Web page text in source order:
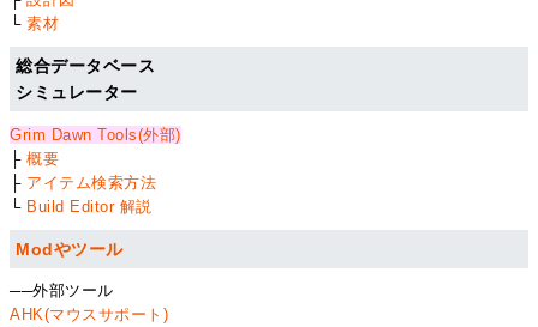
└素材
総合データベース
シミュレーター
Grim Dawn Tools(外部)
├概要
├ アイテム検索方法
└ Build Editor 解説
Modやツール
──外部ツール
AHK(マウスサポート)